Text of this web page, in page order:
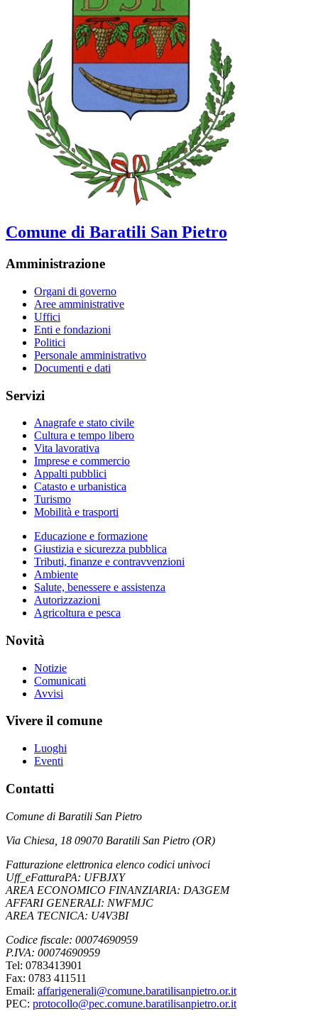
Comune di Baratili San Pietro
Amministrazione
Organi di governo
Aree amministrative
Uffici
Enti e fondazioni
Politici
Personale amministrativo
Documenti e dati
Servizi
Anagrafe e stato civile
Cultura e tempo libero
Vita lavorativa
Imprese e commercio
Appalti pubblici
Catasto e urbanistica
Turismo
Mobilità e trasporti
Educazione e formazione
Giustizia e sicurezza pubblica
Tributi, finanze e contravvenzioni
Ambiente
Salute, benessere e assistenza
Autorizzazioni
Agricoltura e pesca
Novità
Notizie
Comunicati
Avvisi
Vivere il comune
Luoghi
Eventi
Contatti
Comune di Baratili San Pietro
Via Chiesa, 18 09070 Baratili San Pietro (OR)
Fatturazione elettronica elenco codici univoci
Uff_eFatturaPA: UFBJXY
AREA ECONOMICO FINANZIARIA: DA3GEM
AFFARI GENERALI: NWFMJC
AREA TECNICA: U4V3BI
Codice fiscale: 00074690959
P.IVA: 00074690959
Tel: 0783413901
Fax: 0783 411511
Email: affarigenerali@comune.baratilisanpietro.or.it
PEC: protocollo@pec.comune.baratilisanpietro.or.it